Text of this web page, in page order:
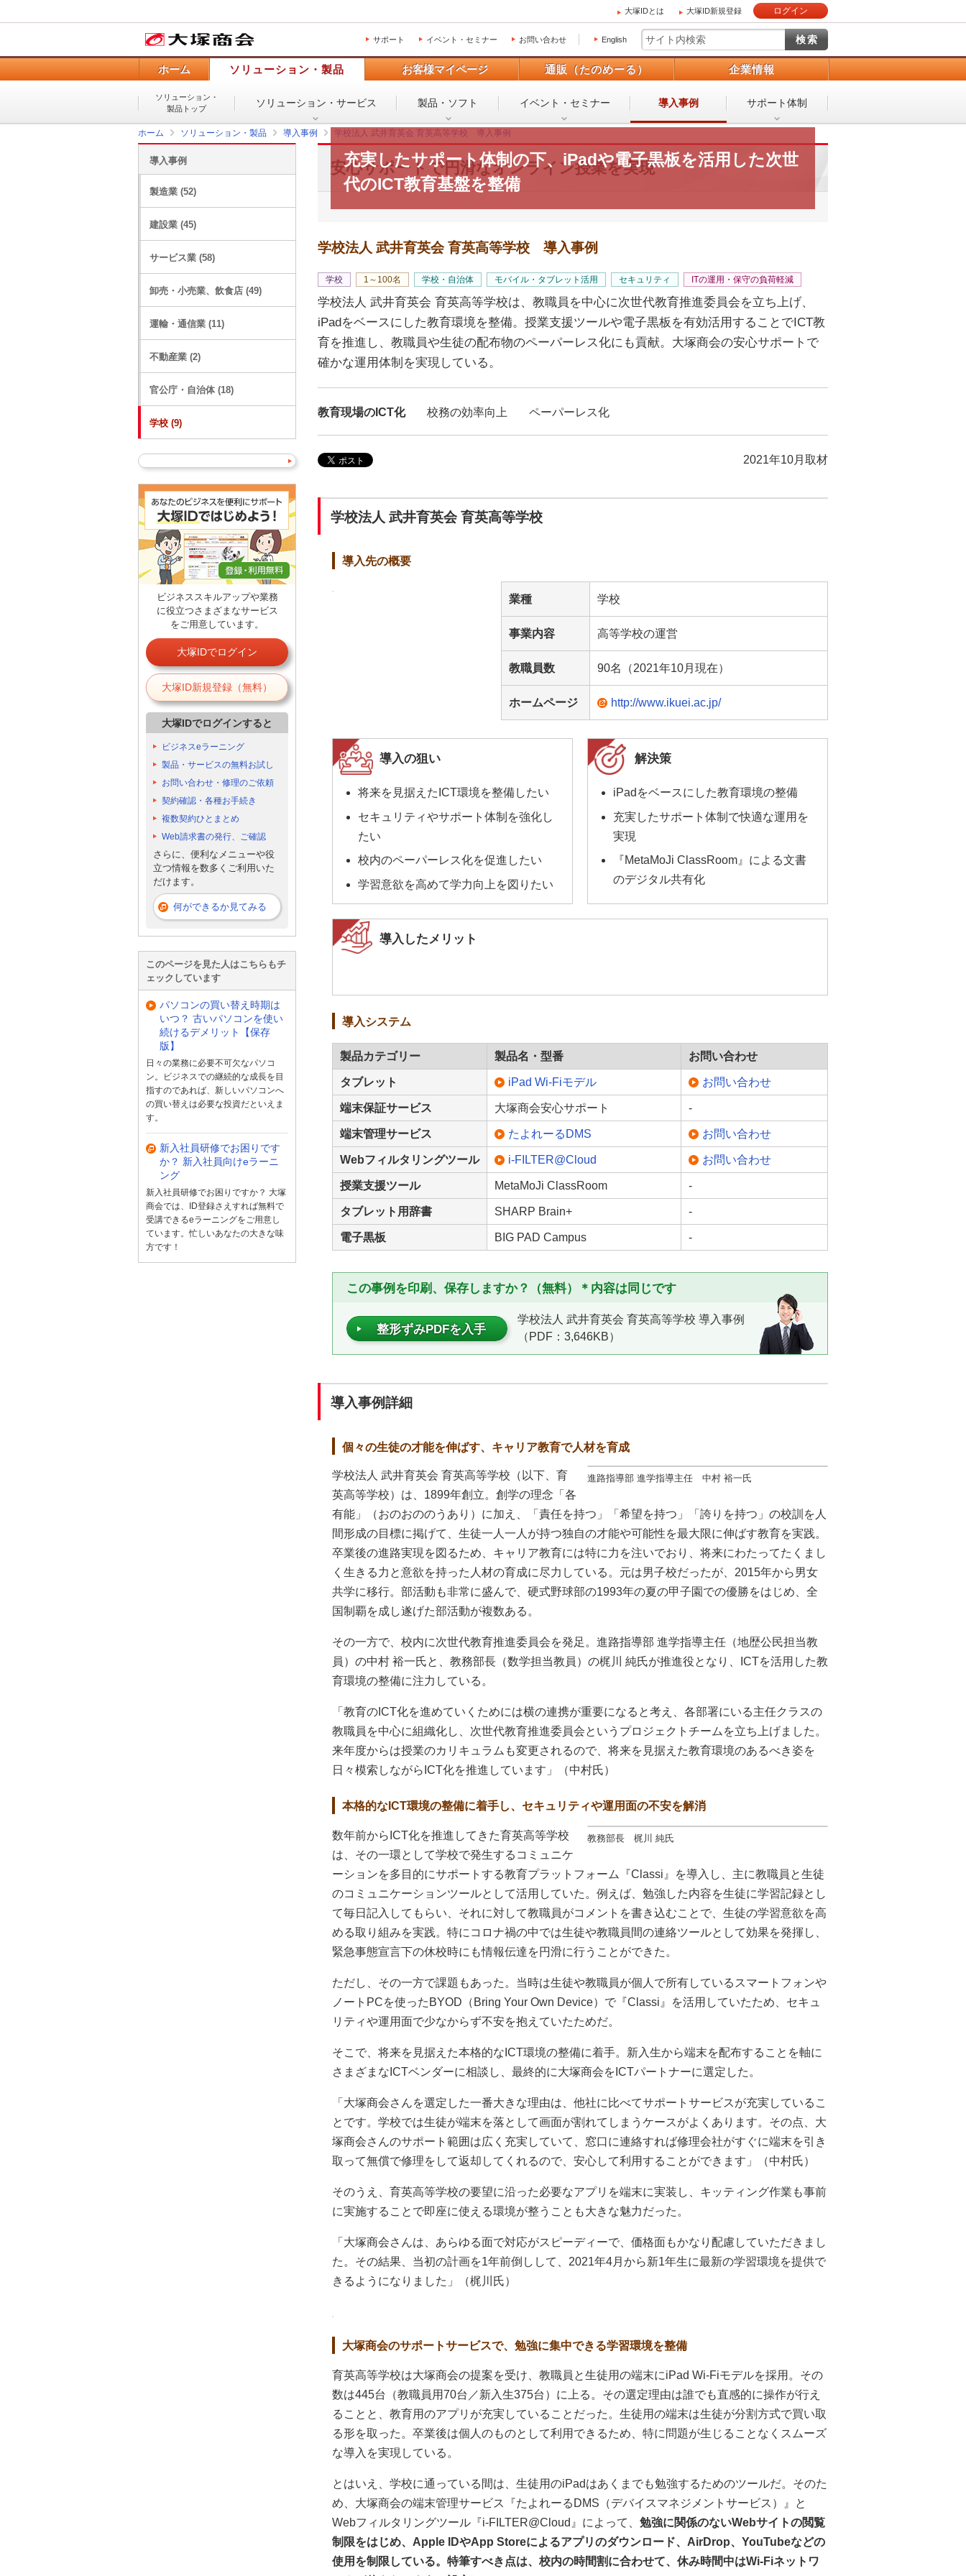
大塚IDとは 大塚ID新規登録 ログイン
サポート イベント・セミナー お問い合わせ English
ホーム ソリューション・製品 お客様マイページ 通販（たのめーる） 企業情報
ソリューション・
製品トップ
ソリューション・ サービス 製品・ソフト イベント・ セミナー 導入事例 サポート体制
ホーム ソリューション・製品 導入事例 学校法人 武井育英会 育英高等学校 導入事例
安心サポートで円滑なオンライン授業を実現
充実したサポート体制の下、iPadや電子黒板を活用した次世
代のICT教育基盤を整備
学校法人 武井育英会 育英高等学校 導入事例
学校 1～100名 学校・自治体 モバイル・タブレット活用 セキュリティ ITの運用・保守の負荷軽減
学校法人 武井育英会 育英高等学校は、教職員を中心に次世代教育推進委員会を立ち上げ、
iPadをベースにした教育環境を整備。授業支援ツールや電子黒板を有効活用することでICT教
育を推進し、教職員や生徒の配布物のペーパーレス化にも貢献。大塚商会の安心サポートで
確かな運用体制を実現している。
教育現場のICT化 校務の効率向上 ペーパーレス化
2021年10月取材
学校法人 武井育英会 育英高等学校
導入先の概要
業種 学校
事業内容 高等学校の運営
教職員数 90名（2021年10月現在）
ホームページ http://www.ikuei.ac.jp/
導入の狙い
将来を見据えたICT環境を整備したい
セキュリティやサポート体制を強化し
たい
校内のペーパーレス化を促進したい
学習意欲を高めて学力向上を図りたい
解決策
iPadをベースにした教育環境の整備
充実したサポート体制で快適な運用を
実現
『MetaMoJi ClassRoom』による文書
のデジタル共有化
導入したメリット
導入システム
製品カテゴリー 製品名・型番 お問い合わせ
タブレット iPad Wi-Fiモデル お問い合わせ
端末保証サービス 大塚商会安心サポート -
端末管理サービス たよれーるDMS お問い合わせ
Webフィルタリングツール i-FILTER@Cloud お問い合わせ
授業支援ツール MetaMoJi ClassRoom -
タブレット用辞書 SHARP Brain+ -
電子黒板 BIG PAD Campus -
この事例を印刷、保存しますか？（無料）＊内容は同じです
整形ずみPDFを入手
学校法人 武井育英会 育英高等学校 導入事例
（PDF：3,646KB）
導入事例詳細
個々の生徒の才能を伸ばす、キャリア教育で人材を育成
進路指導部 進学指導主任 中村 裕一氏
学校法人 武井育英会 育英高等学校（以下、育
英高等学校）は、1899年創立。創学の理念「各
有能」（おのおののうあり）に加え、「責任を持つ」「希望を持つ」「誇りを持つ」の校訓を人
間形成の目標に掲げて、生徒一人一人が持つ独自の才能や可能性を最大限に伸ばす教育を実践。
卒業後の進路実現を図るため、キャリア教育には特に力を注いでおり、将来にわたってたくまし
く生きる力と意欲を持った人材の育成に尽力している。元は男子校だったが、2015年から男女
共学に移行。部活動も非常に盛んで、硬式野球部の1993年の夏の甲子園での優勝をはじめ、全
国制覇を成し遂げた部活動が複数ある。
その一方で、校内に次世代教育推進委員会を発足。進路指導部 進学指導主任（地歴公民担当教
員）の中村 裕一氏と、教務部長（数学担当教員）の梶川 純氏が推進役となり、ICTを活用した教
育環境の整備に注力している。
「教育のICT化を進めていくためには横の連携が重要になると考え、各部署にいる主任クラスの
教職員を中心に組織化し、次世代教育推進委員会というプロジェクトチームを立ち上げました。
来年度からは授業のカリキュラムも変更されるので、将来を見据えた教育環境のあるべき姿を
日々模索しながらICT化を推進しています」（中村氏）
本格的なICT環境の整備に着手し、セキュリティや運用面の不安を解消
教務部長 梶川 純氏
数年前からICT化を推進してきた育英高等学校
は、その一環として学校で発生するコミュニケ
ーションを多目的にサポートする教育プラットフォーム『Classi』を導入し、主に教職員と生徒
のコミュニケーションツールとして活用していた。例えば、勉強した内容を生徒に学習記録とし
て毎日記入してもらい、それに対して教職員がコメントを書き込むことで、生徒の学習意欲を高
める取り組みを実践。特にコロナ禍の中では生徒や教職員間の連絡ツールとして効果を発揮し、
緊急事態宣言下の休校時にも情報伝達を円滑に行うことができた。
ただし、その一方で課題もあった。当時は生徒や教職員が個人で所有しているスマートフォンや
ノートPCを使ったBYOD（Bring Your Own Device）で『Classi』を活用していたため、セキュ
リティや運用面で少なからず不安を抱えていたためだ。
そこで、将来を見据えた本格的なICT環境の整備に着手。新入生から端末を配布することを軸に
さまざまなICTベンダーに相談し、最終的に大塚商会をICTパートナーに選定した。
「大塚商会さんを選定した一番大きな理由は、他社に比べてサポートサービスが充実しているこ
とです。学校では生徒が端末を落として画面が割れてしまうケースがよくあります。その点、大
塚商会さんのサポート範囲は広く充実していて、窓口に連絡すれば修理会社がすぐに端末を引き
取って無償で修理をして返却してくれるので、安心して利用することができます」（中村氏）
そのうえ、育英高等学校の要望に沿った必要なアプリを端末に実装し、キッティング作業も事前
に実施することで即座に使える環境が整うことも大きな魅力だった。
「大塚商会さんは、あらゆる面で対応がスピーディーで、価格面もかなり配慮していただきまし
た。その結果、当初の計画を1年前倒しして、2021年4月から新1年生に最新の学習環境を提供で
きるようになりました」（梶川氏）
大塚商会のサポートサービスで、勉強に集中できる学習環境を整備
育英高等学校は大塚商会の提案を受け、教職員と生徒用の端末にiPad Wi-Fiモデルを採用。その
数は445台（教職員用70台／新入生375台）に上る。その選定理由は誰でも直感的に操作が行え
ることと、教育用のアプリが充実していることだった。生徒用の端末は生徒が分割方式で買い取
る形を取った。卒業後は個人のものとして利用できるため、特に問題が生じることなくスムーズ
な導入を実現している。
とはいえ、学校に通っている間は、生徒用のiPadはあくまでも勉強するためのツールだ。そのた
め、大塚商会の端末管理サービス『たよれーるDMS（デバイスマネジメントサービス）』と
Webフィルタリングツール『i-FILTER@Cloud』によって、 勉強に関係のないWebサイトの閲覧
制限をはじめ、Apple IDやApp Storeによるアプリのダウンロード、AirDrop、YouTubeなどの
使用を制限している。特筆すべき点は、校内の時間割に合わせて、休み時間中はWi-Fiネットワ
導入事例
製造業 (52)
建設業 (45)
サービス業 (58)
卸売・小売業、飲食店 (49)
運輸・通信業 (11)
不動産業 (2)
官公庁・自治体 (18)
学校 (9)
ビジネススキルアップや業務
に役立つさまざまなサービス
をご用意しています。
大塚IDでログイン
大塚ID新規登録（無料）
大塚IDでログインすると
ビジネスeラーニング
製品・サービスの無料お試し
お問い合わせ・修理のご依頼
契約確認・各種お手続き
複数契約ひとまとめ
Web請求書の発行、ご確認
さらに、便利なメニューや役
立つ情報を数多くご利用いた
だけます。
何ができるか見てみる
このページを見た人はこちらもチ
ェックしています
パソコンの買い替え時期は
いつ？ 古いパソコンを使い
続けるデメリット【保存
版】
日々の業務に必要不可欠なパソコ
ン。ビジネスでの継続的な成長を目
指すのであれば、新しいパソコンへ
の買い替えは必要な投資だといえま
す。
新入社員研修でお困りです
か？ 新入社員向けeラーニ
ング
新入社員研修でお困りですか？ 大塚
商会では、ID登録さえすれば無料で
受講できるeラーニングをご用意し
ています。忙しいあなたの大きな味
方です！